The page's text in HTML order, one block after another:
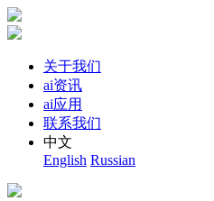
关于我们
ai资讯
ai应用
联系我们
中文
English Russian